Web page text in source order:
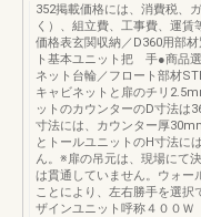
352掲載価格には、消費税、
く）、組立費、工事費、運賃
価格表玄関収納／D360用部
ト基本ユニット把 手●商品
ネット台輪／フロート部材
キャビネットと扉のチリ
ットのカウンターのD寸法は
寸法には、カウンター厚
とトールユニットのH寸法に
ん。※扉の吊元は、現場にて
は貫通していません。ウォー
ことにより、左右勝手を選
ザインユニット呼称４００Ｗ